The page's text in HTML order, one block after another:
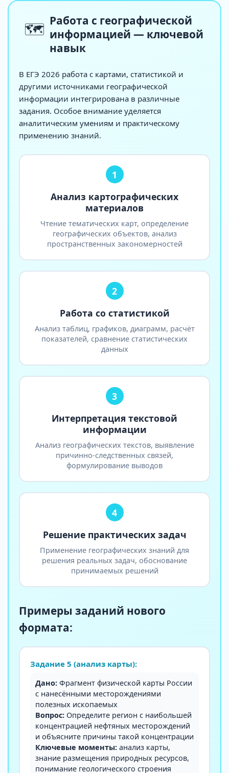
🗺️ Работа с географической
информацией — ключевой
навык
В ЕГЭ 2026 работа с картами, статистикой и
другими источниками географической
информации интегрирована в различные
задания. Особое внимание уделяется
аналитическим умениям и практическому
применению знаний.
1
Анализ картографических
материалов
Чтение тематических карт, определение
географических объектов, анализ
пространственных закономерностей
2
Работа со статистикой
Анализ таблиц, графиков, диаграмм, расчёт
показателей, сравнение статистических
данных
3
Интерпретация текстовой
информации
Анализ географических текстов, выявление
причинно-следственных связей,
формулирование выводов
4
Решение практических задач
Применение географических знаний для
решения реальных задач, обоснование
принимаемых решений
Примеры заданий нового
формата:
Задание 5 (анализ карты):
Дано: Фрагмент физической карты России
с нанесёнными месторождениями
полезных ископаемых
Вопрос: Определите регион с наибольшей
концентрацией нефтяных месторождений
и объясните причины такой концентрации
Ключевые моменты: анализ карты,
знание размещения природных ресурсов,
понимание геологического строения